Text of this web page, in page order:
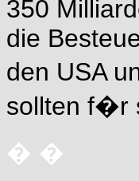
350
die
den USA
sollten f�r
� �